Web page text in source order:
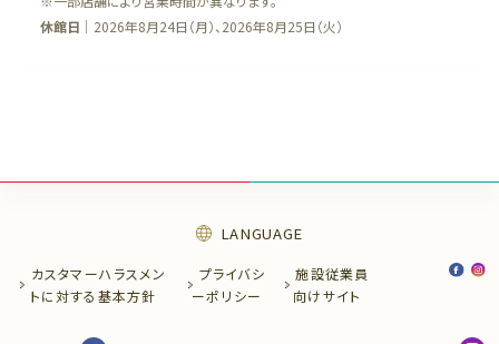
休館日 ｜2026年8月24日（月）、2026年8月25日（火）
LANGUAGE
カスタマーハラスメン
トに対する基本方針
プライバシ
ーポリシー
施設従業員
向けサイト